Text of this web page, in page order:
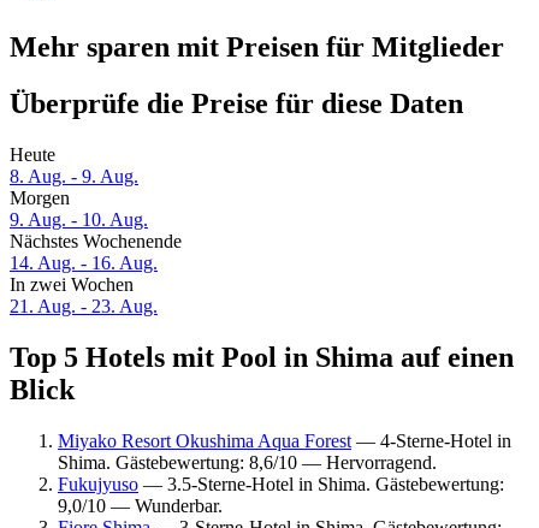
Mehr sparen mit Preisen für Mitglieder
Überprüfe die Preise für diese Daten
Heute
8. Aug. - 9. Aug.
Morgen
9. Aug. - 10. Aug.
Nächstes Wochenende
14. Aug. - 16. Aug.
In zwei Wochen
21. Aug. - 23. Aug.
Top 5 Hotels mit Pool in Shima auf einen
Blick
Miyako Resort Okushima Aqua Forest — 4-Sterne-Hotel in
Shima. Gästebewertung: 8,6/10 — Hervorragend.
Fukujyuso — 3.5-Sterne-Hotel in Shima. Gästebewertung:
9,0/10 — Wunderbar.